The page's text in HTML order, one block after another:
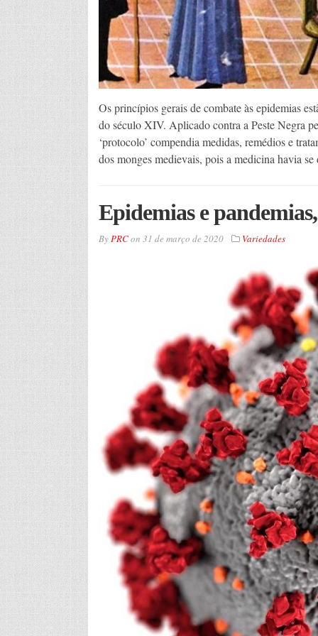
Os princípios gerais de combate às epidemias
do século XIV. Aplicado contra a Peste Negra
‘protocolo’ compendia medidas, remédios e
dos monges medievais, pois a medicina havia
Epidemias e
ByPRCon 31 de março de 2020 Variedades